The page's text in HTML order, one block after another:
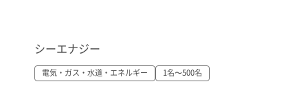
シーエナジー
電気・ガス・水道・エネルギー 1名〜500名